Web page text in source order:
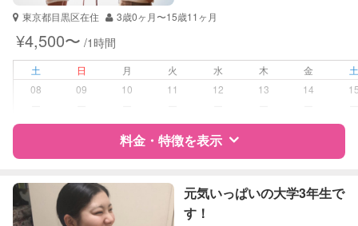
学校/塾の補習・宿題 小学生
東京都目黒区在住 3歳0ヶ月〜15歳11ヶ月
¥4,500〜 /1時間
土 日 月 火 水 木 金
08
09 10 11 12 13 14
料金・特徴を表示
特徴 料金 レビュー
元気いっぱいの大学3年生で
す！